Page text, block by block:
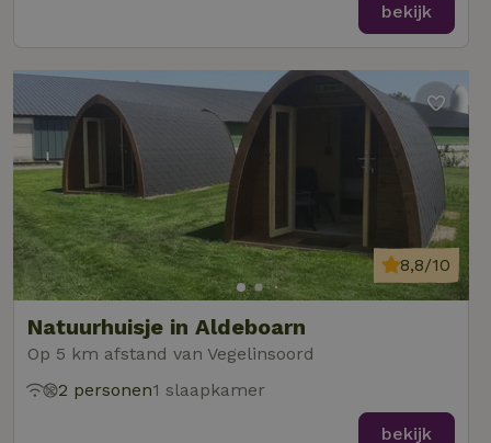
bekijk
Natuurhuisje in Aldeboarn
Op 5 km afstand van Vegelinsoord
8,8/10
2 personen1 slaapkamer
bekijk